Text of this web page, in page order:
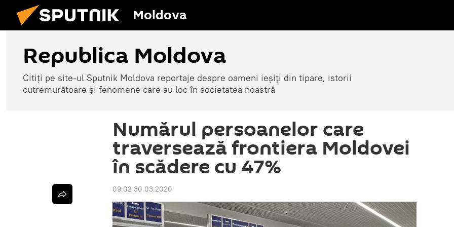
Moldova
Republica Moldova
Citiți pe site-ul Sputnik Moldova reportaje despre oameni ieșiți din tipare, istorii
cutremurătoare și fenomene care au loc în societatea noastră
Numărul persoanelor care
traversează frontiera Moldovei
în scădere cu 47%
09:02 30.03.2020